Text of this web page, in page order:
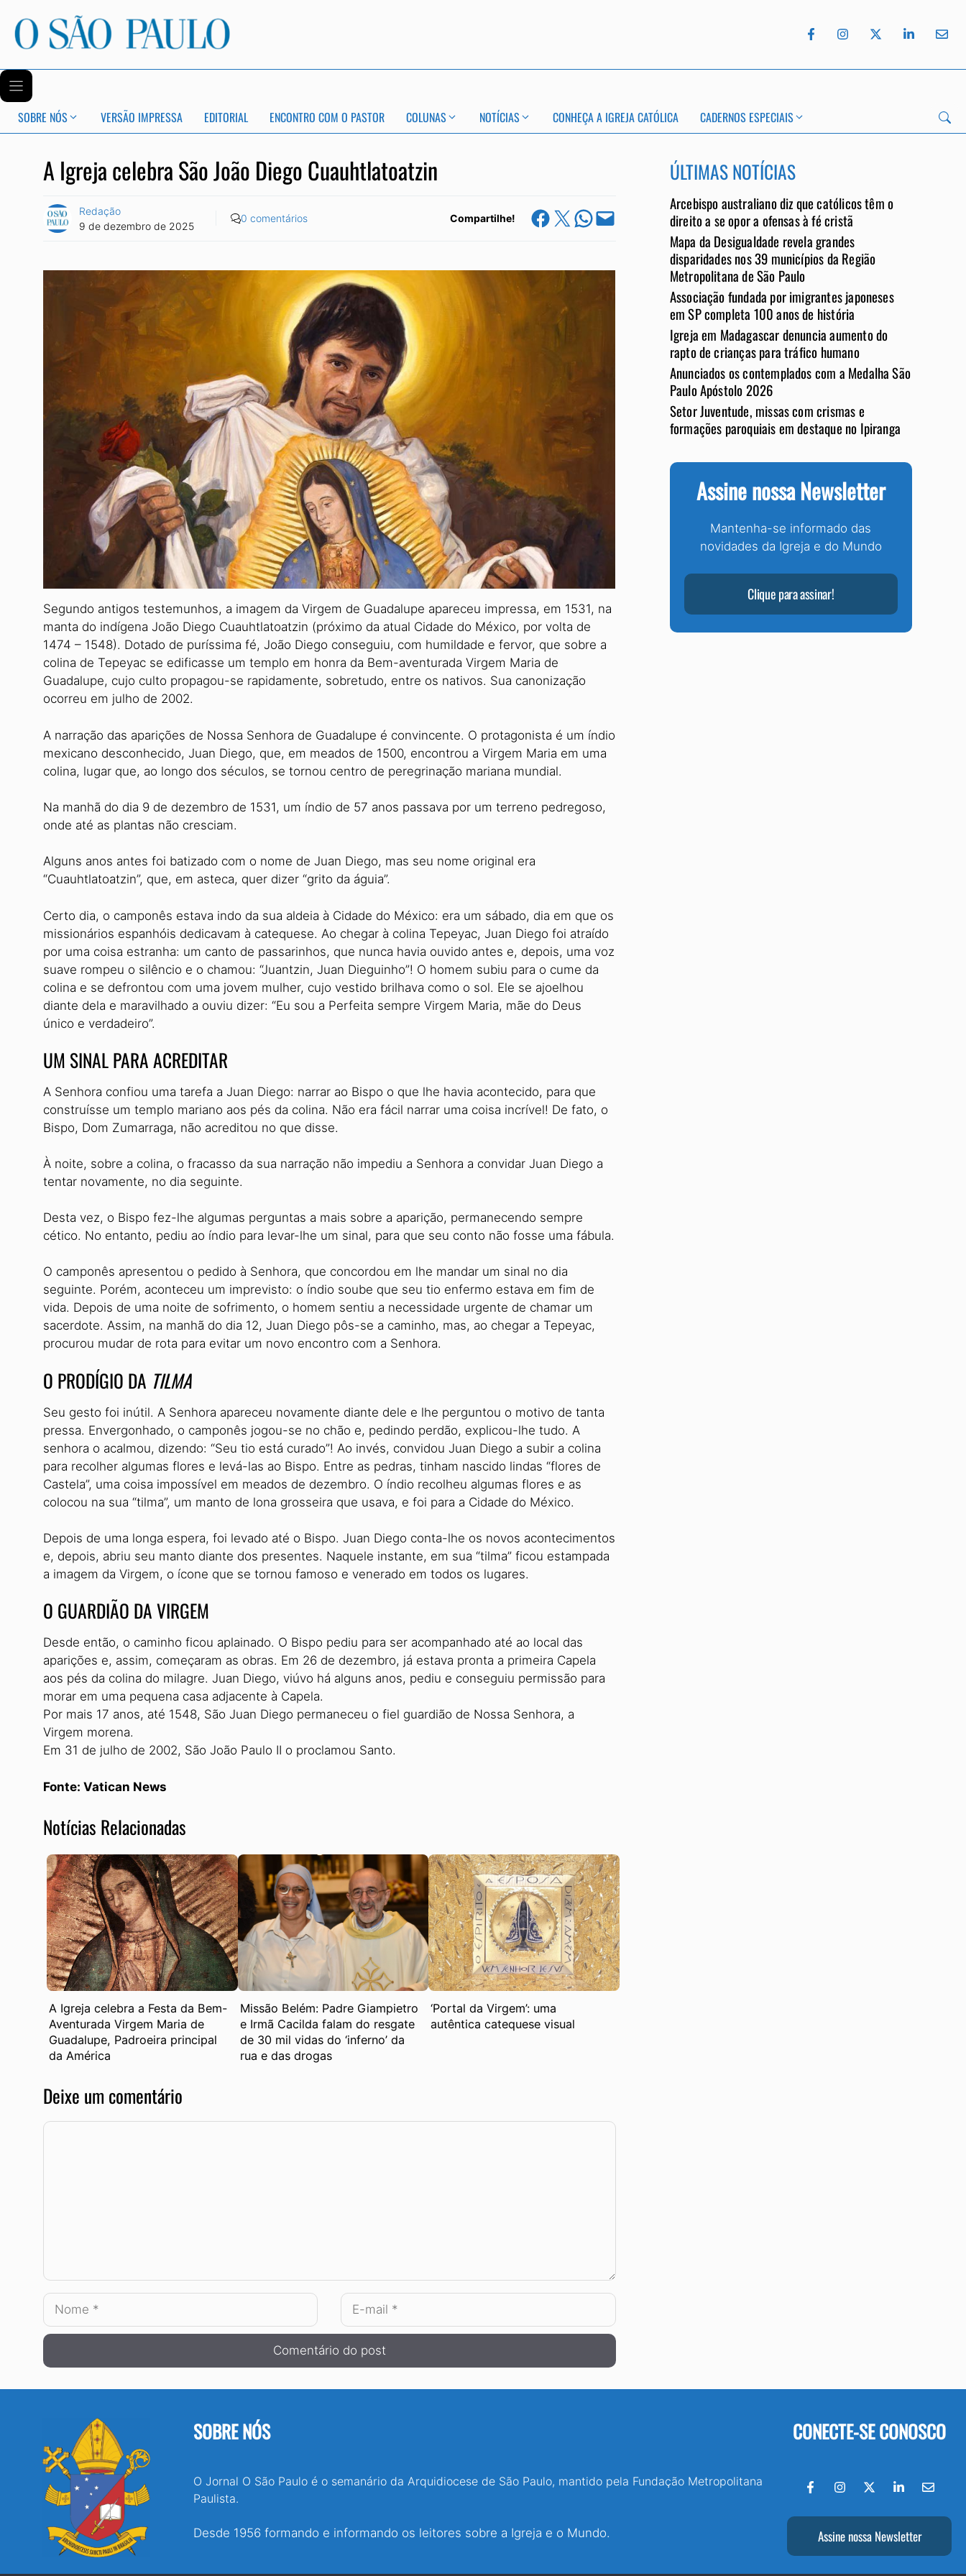
SOBRE NÓS VERSÃO IMPRESSA EDITORIAL ENCONTRO COM O PASTOR COLUNAS NOTÍCIAS CONHEÇA A IGREJA CATÓLICA CADERNOS ESPECIAIS
A Igreja celebra São João Diego Cuauhtlatoatzin
Redação
9 de dezembro de 2025
0 comentários Compartilhe! Share on Facebook
Share on X Share on WhatsApp
Email this Page
Segundo antigos testemunhos, a imagem da Virgem de Guadalupe apareceu impressa, em 1531, na
manta do indígena João Diego Cuauhtlatoatzin (próximo da atual Cidade do México, por volta de
1474 – 1548). Dotado de puríssima fé, João Diego conseguiu, com humildade e fervor, que sobre a
colina de Tepeyac se edificasse um templo em honra da Bem-aventurada Virgem Maria de
Guadalupe, cujo culto propagou-se rapidamente, sobretudo, entre os nativos. Sua canonização
ocorreu em julho de 2002.
A narração das aparições de Nossa Senhora de Guadalupe é convincente. O protagonista é um índio
mexicano desconhecido, Juan Diego, que, em meados de 1500, encontrou a Virgem Maria em uma
colina, lugar que, ao longo dos séculos, se tornou centro de peregrinação mariana mundial.
Na manhã do dia 9 de dezembro de 1531, um índio de 57 anos passava por um terreno pedregoso,
onde até as plantas não cresciam.
Alguns anos antes foi batizado com o nome de Juan Diego, mas seu nome original era
“Cuauhtlatoatzin”, que, em asteca, quer dizer “grito da águia”.
Certo dia, o camponês estava indo da sua aldeia à Cidade do México: era um sábado, dia em que os
missionários espanhóis dedicavam à catequese. Ao chegar à colina Tepeyac, Juan Diego foi atraído
por uma coisa estranha: um canto de passarinhos, que nunca havia ouvido antes e, depois, uma voz
suave rompeu o silêncio e o chamou: “Juantzin, Juan Dieguinho”! O homem subiu para o cume da
colina e se defrontou com uma jovem mulher, cujo vestido brilhava como o sol. Ele se ajoelhou
diante dela e maravilhado a ouviu dizer: “Eu sou a Perfeita sempre Virgem Maria, mãe do Deus
único e verdadeiro”.
UM SINAL PARA ACREDITAR
A Senhora confiou uma tarefa a Juan Diego: narrar ao Bispo o que lhe havia acontecido, para que
construísse um templo mariano aos pés da colina. Não era fácil narrar uma coisa incrível! De fato, o
Bispo, Dom Zumarraga, não acreditou no que disse.
À noite, sobre a colina, o fracasso da sua narração não impediu a Senhora a convidar Juan Diego a
tentar novamente, no dia seguinte.
Desta vez, o Bispo fez-lhe algumas perguntas a mais sobre a aparição, permanecendo sempre
cético. No entanto, pediu ao índio para levar-lhe um sinal, para que seu conto não fosse uma fábula.
O camponês apresentou o pedido à Senhora, que concordou em lhe mandar um sinal no dia
seguinte. Porém, aconteceu um imprevisto: o índio soube que seu tio enfermo estava em fim de
vida. Depois de uma noite de sofrimento, o homem sentiu a necessidade urgente de chamar um
sacerdote. Assim, na manhã do dia 12, Juan Diego pôs-se a caminho, mas, ao chegar a Tepeyac,
procurou mudar de rota para evitar um novo encontro com a Senhora.
O PRODÍGIO DA TILMA
Seu gesto foi inútil. A Senhora apareceu novamente diante dele e lhe perguntou o motivo de tanta
pressa. Envergonhado, o camponês jogou-se no chão e, pedindo perdão, explicou-lhe tudo. A
senhora o acalmou, dizendo: “Seu tio está curado”! Ao invés, convidou Juan Diego a subir a colina
para recolher algumas flores e levá-las ao Bispo. Entre as pedras, tinham nascido lindas “flores de
Castela”, uma coisa impossível em meados de dezembro. O índio recolheu algumas flores e as
colocou na sua “tilma”, um manto de lona grosseira que usava, e foi para a Cidade do México.
Depois de uma longa espera, foi levado até o Bispo. Juan Diego conta-lhe os novos acontecimentos
e, depois, abriu seu manto diante dos presentes. Naquele instante, em sua “tilma” ficou estampada
a imagem da Virgem, o ícone que se tornou famoso e venerado em todos os lugares.
O GUARDIÃO DA VIRGEM
Desde então, o caminho ficou aplainado. O Bispo pediu para ser acompanhado até ao local das
aparições e, assim, começaram as obras. Em 26 de dezembro, já estava pronta a primeira Capela
aos pés da colina do milagre. Juan Diego, viúvo há alguns anos, pediu e conseguiu permissão para
morar em uma pequena casa adjacente à Capela.
Por mais 17 anos, até 1548, São Juan Diego permaneceu o fiel guardião de Nossa Senhora, a
Virgem morena.
Em 31 de julho de 2002, São João Paulo II o proclamou Santo.
Fonte: Vatican News
Notícias Relacionadas
A Igreja celebra a Festa da Bem-
Aventurada Virgem Maria de
Guadalupe, Padroeira principal
da América
Missão Belém: Padre Giampietro
e Irmã Cacilda falam do resgate
de 30 mil vidas do ‘inferno’ da
rua e das drogas
‘Portal da Virgem’: uma
autêntica catequese visual
Deixe um comentário
Comentário
Nome
E-
mail
ÚLTIMAS NOTÍCIAS
Arcebispo australiano diz que católicos têm o
direito a se opor a ofensas à fé cristã
Mapa da Desigualdade revela grandes
disparidades nos 39 municípios da Região
Metropolitana de São Paulo
Associação fundada por imigrantes japoneses
em SP completa 100 anos de história
Igreja em Madagascar denuncia aumento do
rapto de crianças para tráfico humano
Anunciados os contemplados com a Medalha São
Paulo Apóstolo 2026
Setor Juventude, missas com crismas e
formações paroquiais em destaque no Ipiranga
Assine nossa Newsletter
Mantenha-se informado das
novidades da Igreja e do Mundo
Clique para assinar!
SOBRE NÓS
O Jornal O São Paulo é o semanário da Arquidiocese de São Paulo, mantido pela Fundação Metropolitana
Paulista.
Desde 1956 formando e informando os leitores sobre a Igreja e o Mundo.
CONECTE-SE CONOSCO
Assine nossa Newsletter